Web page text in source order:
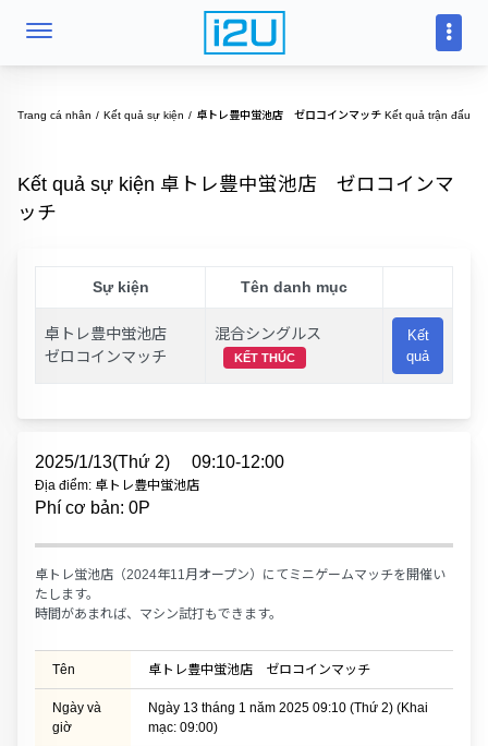
Trang cá nhân Kết quả sự kiện 卓トレ豊中蛍池店 ゼロコインマッチ Kết quả trận đấu
Kết quả sự kiện 卓トレ豊中蛍池店 ゼロコインマ
ッチ
Sự kiện Tên danh mục
卓トレ豊中蛍池店
ゼロコインマッチ
混合シングルス
KẾT THÚC
Kết
quả
2025/1/13(Thứ 2) 09:10-12:00
Địa điểm: 卓トレ豊中蛍池店
Phí cơ bản: 0P
卓トレ蛍池店（2024年11月オープン）にてミニゲームマッチを開催い
たします。
時間があまれば、マシン試打もできます。
Tên 卓トレ豊中蛍池店 ゼロコインマッチ
Ngày và
giờ
Ngày 13 tháng 1 năm 2025 09:10 (Thứ 2) (Khai
mạc: 09:00)